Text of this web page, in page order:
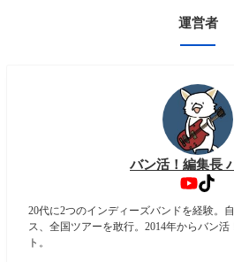
運営者
バン活！編集長
20代に2つのインディーズバンドを経験。
ス、全国ツアーを敢行。2014年からバン
ト。